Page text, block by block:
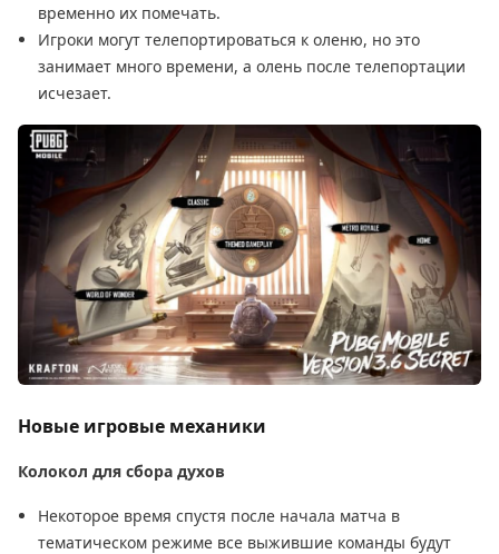
временно их помечать.
Игроки могут телепортироваться к оленю, но это
занимает много времени, а олень после телепортации
исчезает.
Новые игровые механики
Колокол для сбора духов
Некоторое время спустя после начала матча в
тематическом режиме все выжившие команды будут